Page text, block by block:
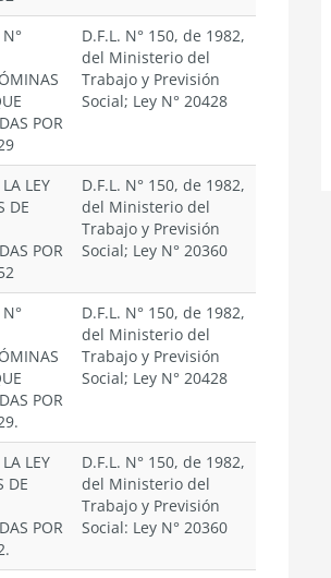
POR
D.F.L. N° 150, de 1982,
del Ministerio del
Trabajo y Previsión
Social; Ley N° 20428
LEY
DE
POR
D.F.L. N° 150, de 1982,
del Ministerio del
Trabajo y Previsión
Social; Ley N° 20360
POR
D.F.L. N° 150, de 1982,
del Ministerio del
Trabajo y Previsión
Social; Ley N° 20428
LEY
DE
POR
D.F.L. N° 150, de 1982,
del Ministerio del
Trabajo y Previsión
Social: Ley N° 20360